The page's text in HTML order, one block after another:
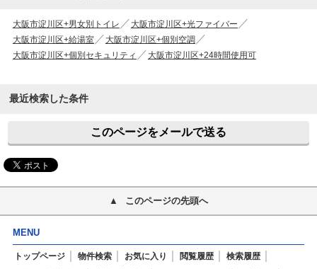
大阪市淀川区+男女別トイレ
大阪市淀川区+光ファイバー
大阪市淀川区+給湯室
大阪市淀川区+個別空調
大阪市淀川区+個別セキュリティ
大阪市淀川区+24時間使用可
最近検索した条件
このページをメールで送る
このページの先頭へ
MENU
トップページ 物件検索 お気に入り 閲覧履歴
検索履歴